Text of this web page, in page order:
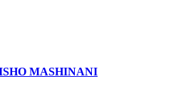
MASHINANI